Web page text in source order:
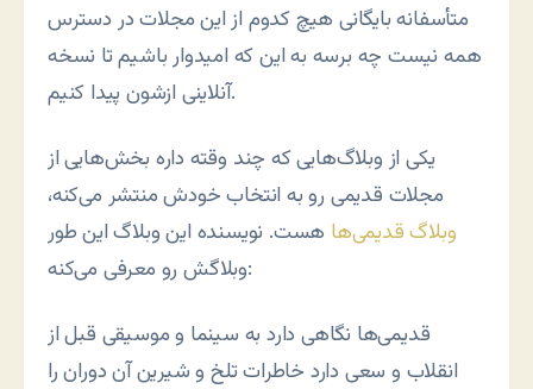
متأسفانه بایگانی هیچ کدوم از این مجلات در دسترس
همه نیست چه برسه به این که امیدوار باشیم تا نسخه
آنلاینی ازشون پیدا کنیم.
یکی از وبلاگ‌هایی که چند وقته داره بخش‌هایی از
مجلات قدیمی رو به انتخاب خودش منتشر می‌کنه،
وبلاگ قدیمی‌ها هست. نویسنده این وبلاگ این طور
وبلاگش رو معرفی می‌کنه:
قدیمی‌ها نگاهی دارد به سینما و موسیقی قبل از
انقلاب و سعی دارد خاطرات تلخ و شیرین آن دوران را